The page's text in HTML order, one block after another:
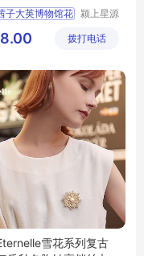
开衫
子大英博物馆花
颍上星源
有限公司
拨打电话
雪花系列复古